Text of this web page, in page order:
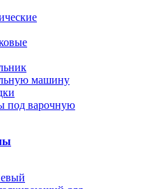
машину
под варочную